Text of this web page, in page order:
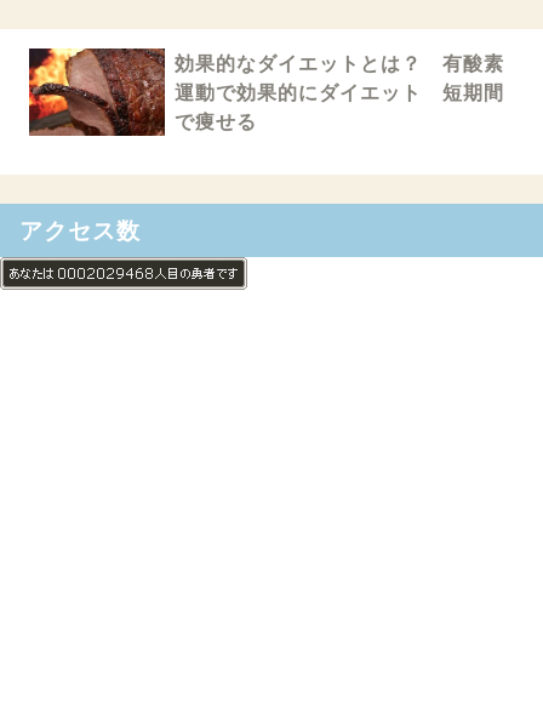
効果的なダイエットとは？ 有酸素
運動で効果的にダイエット 短期間
で痩せる
アクセス数